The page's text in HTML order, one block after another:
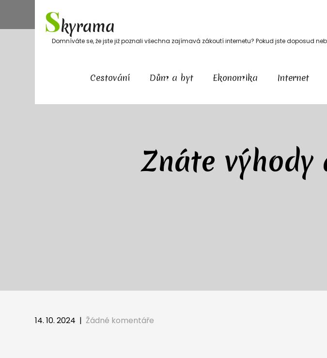
content
Skyrama
Domníváte se, že jste již poznali všechna zajímavá zákoutí internetu? Pokud jste doposud
Cestování Dům a byt Ekonomika Internet
Znáte výhody
14. 10. 2024 | Žádné komentáře